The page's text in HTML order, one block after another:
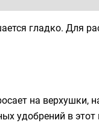
гладко. Для
на верхушки,
удобрений в